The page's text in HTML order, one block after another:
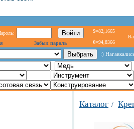
Забыл пароль
$=82,1665
€=94,8366
:)
Каталог /